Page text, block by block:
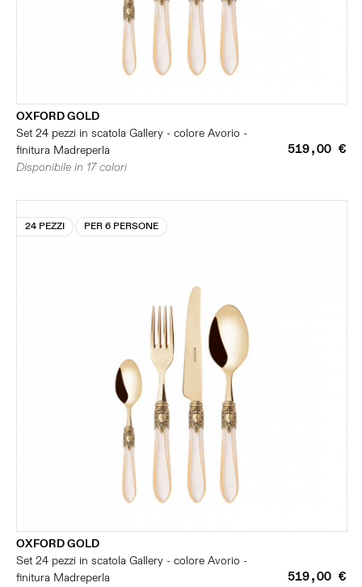
OXFORD GOLD
Set 24 pezzi in scatola Gallery - colore Avorio -
finitura Madreperla
519,00 €
Disponibile in 17 colori
24 PEZZI PER 6 PERSONE
OXFORD GOLD
Set 24 pezzi in scatola Gallery - colore Avorio -
finitura Madreperla
519,00 €